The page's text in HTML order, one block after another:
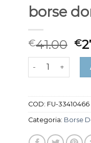
borse
€41.00 €
borse donna
COD: FU-33410466
Categoria: Borse